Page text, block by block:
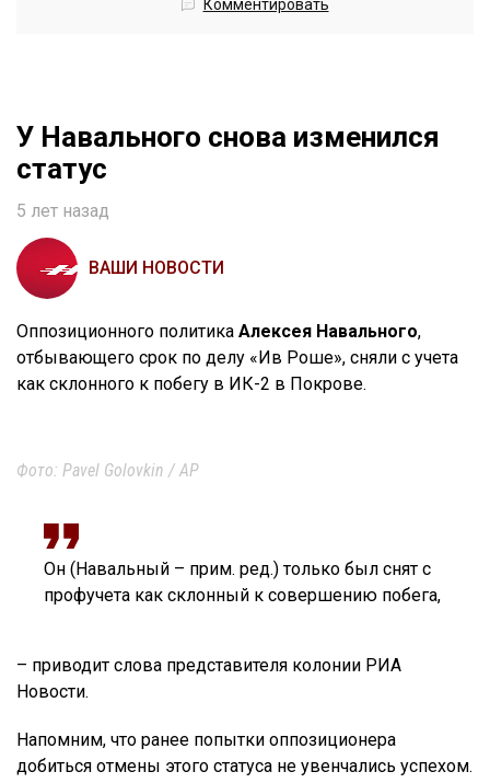
Комментировать
У Навального снова изменился
статус
5 лет назад
ВАШИ НОВОСТИ
Оппозиционного политика Алексея Навального,
отбывающего срок по делу «Ив Роше», сняли с учета
как склонного к побегу в ИК-2 в Покрове.
Фото: Pavel Golovkin / AP
Он (Навальный – прим. ред.) только был снят с
профучета как склонный к совершению побега,
– приводит слова представителя колонии РИА
Новости.
Напомним, что ранее попытки оппозиционера
добиться отмены этого статуса не увенчались успехом.